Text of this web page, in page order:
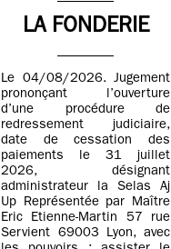
LA FONDERIE
Le 04/08/2026. Jugement
prononçant l’ouverture
d’une procédure de
redressement judiciaire,
date de cessation des
paiements le 31 juillet
2026, désignant
administrateur la Selas Aj
Up Représentée par Maître
Eric Etienne-Martin 57 rue
Servient 69003 Lyon, avec